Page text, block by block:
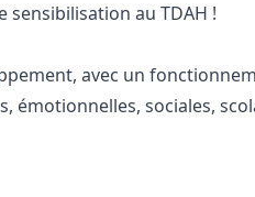
au TDAH !
avec un
émotionnelles, sociales,